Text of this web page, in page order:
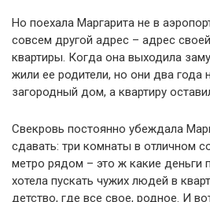
Но поехала Маргарита не в
совсем другой адрес – адрес
квартиры. Когда она выходила
жили ее родители, но они два года
загородный дом, а квартиру
Свекровь постоянно убеждала
сдавать: три комнаты в отличном
метро рядом – это ж какие деньги
хотела пускать чужих людей в
детство, где все свое, родное. И